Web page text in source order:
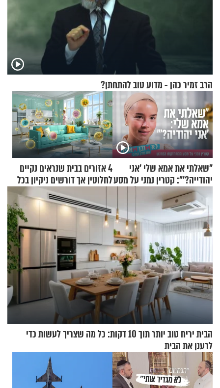
הרב זמיר כהן - מדוע טוב להתחתן?
"שאלתי את אמא שלי 'אני
יהודייה?'": קטרין נמני על מסע
ההתחזקות המרגש
4 אזורים בבית שנראים נקיים
לחלוטין אך דורשים ניקיון בכל
הבית יריח טוב יותר תוך 10 דקות: כל מה שצריך לעשות כדי
לרענן את הבית